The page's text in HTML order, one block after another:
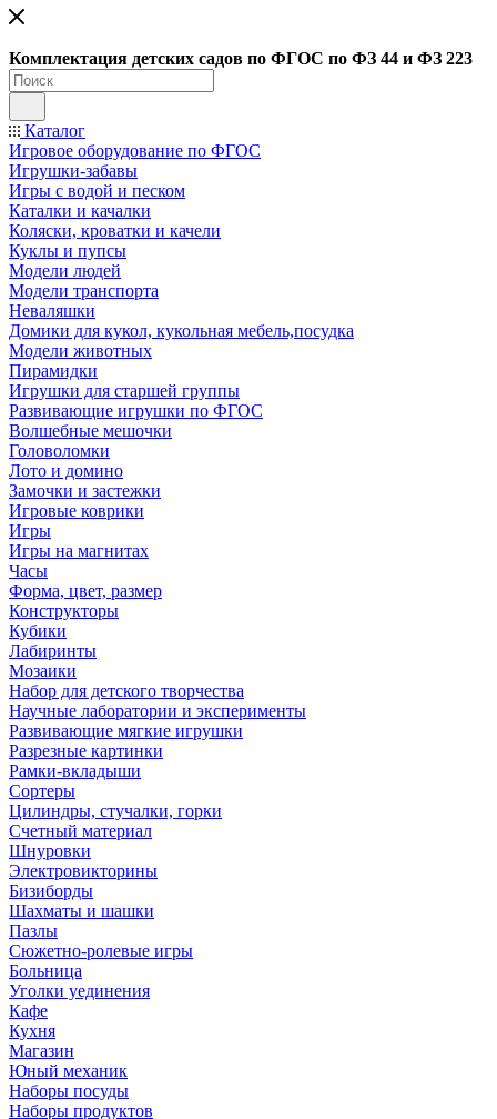
Комплектация детских садов по ФГОC по ФЗ 44 и ФЗ 223
Каталог
Игровое оборудование по ФГОС
Игрушки-забавы
Игры с водой и песком
Каталки и качалки
Коляски, кроватки и качели
Куклы и пупсы
Модели людей
Модели транспорта
Неваляшки
Домики для кукол, кукольная мебель,посудка
Модели животных
Пирамидки
Игрушки для старшей группы
Развивающие игрушки по ФГОС
Волшебные мешочки
Головоломки
Лото и домино
Замочки и застежки
Игровые коврики
Игры
Игры на магнитах
Часы
Форма, цвет, размер
Конструкторы
Кубики
Лабиринты
Мозаики
Набор для детского творчества
Научные лаборатории и эксперименты
Развивающие мягкие игрушки
Разрезные картинки
Рамки-вкладыши
Сортеры
Цилиндры, стучалки, горки
Счетный материал
Шнуровки
Электровикторины
Бизиборды
Шахматы и шашки
Пазлы
Сюжетно-ролевые игры
Больница
Уголки уединения
Кафе
Кухня
Магазин
Юный механик
Наборы посуды
Наборы продуктов